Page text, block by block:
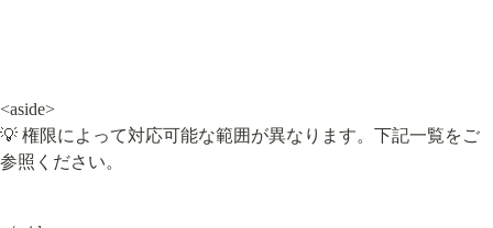
<aside>
💡 権限によって対応可能な範囲が異なります。下記一覧をご
参照ください。